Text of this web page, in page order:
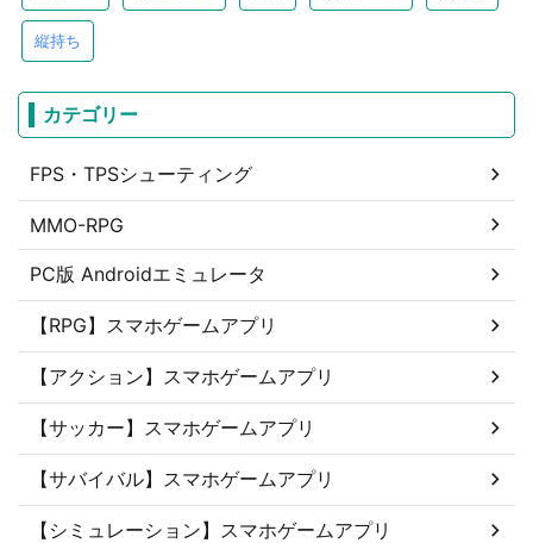
縦持ち
カテゴリー
FPS・TPSシューティング
MMO-RPG
PC版 Androidエミュレータ
【RPG】スマホゲームアプリ
【アクション】スマホゲームアプリ
【サッカー】スマホゲームアプリ
【サバイバル】スマホゲームアプリ
【シミュレーション】スマホゲームアプリ